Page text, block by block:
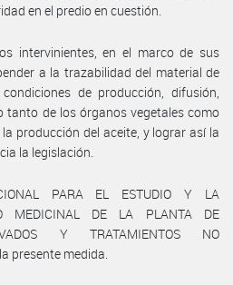
en el predio en cuestión.
intervinientes, en el marco de sus
a la trazabilidad del material de
de producción, difusión,
tanto de los órganos vegetales como
producción del aceite, y lograr así la
la legislación.
PARA EL ESTUDIO Y LA
MEDICINAL DE LA PLANTA DE
Y TRATAMIENTOS NO
presente medida.